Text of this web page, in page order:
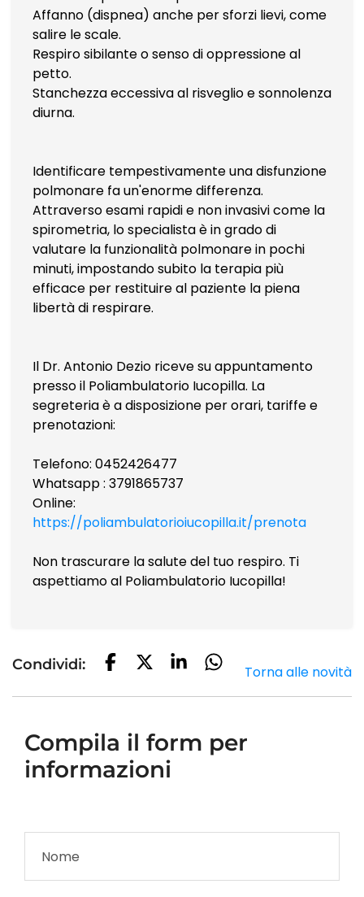
Affanno (dispnea) anche per sforzi lievi, come
salire le scale.
Respiro sibilante o senso di oppressione al
petto.
Stanchezza eccessiva al risveglio e sonnolenza
diurna.
Identificare tempestivamente una disfunzione
polmonare fa un'enorme differenza.
Attraverso esami rapidi e non invasivi come la
spirometria, lo specialista è in grado di
valutare la funzionalità polmonare in pochi
minuti, impostando subito la terapia più
efficace per restituire al paziente la piena
libertà di respirare.
Il Dr. Antonio Dezio riceve su appuntamento
presso il Poliambulatorio Iucopilla. La
segreteria è a disposizione per orari, tariffe e
prenotazioni:
Telefono: 0452426477
Whatsapp : 3791865737
Online:
https://poliambulatorioiucopilla.it/prenota
Non trascurare la salute del tuo respiro. Ti
aspettiamo al Poliambulatorio Iucopilla!
Condividi: Torna alle novità
Compila il form per
informazioni